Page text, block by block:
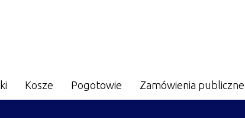
Kosze Pogotowie Zamówienia publiczne